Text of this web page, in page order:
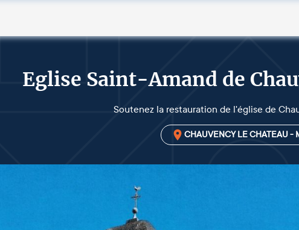
Eglise Saint-Amand de
Soutenez la restauration de l'église de
CHAUVENCY LE CHATEAU -